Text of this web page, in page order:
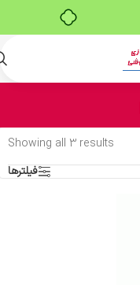
Showing all 3 results
فیلترها